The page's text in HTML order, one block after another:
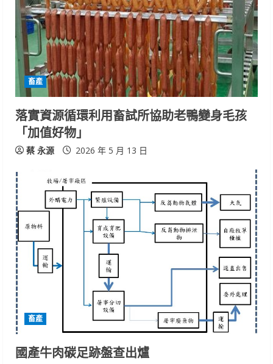
畜產
落實資源循環利用畜試所協助老鴨變身毛孩
「加值好物」
蔡 永源 2026 年 5 月 13 日
畜產
國產牛肉碳足跡盤查出爐